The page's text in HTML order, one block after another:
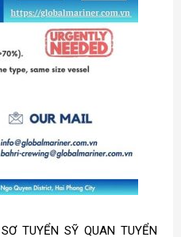
TUYỂN SỸ QUAN TUYỂN